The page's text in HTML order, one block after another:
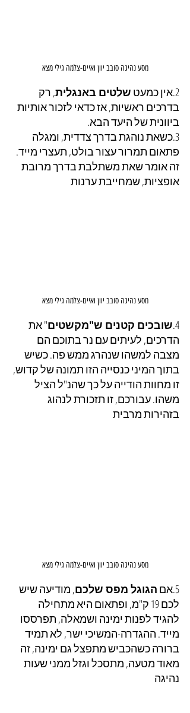
מסע נהיגה סובב יוון ואיים-צלמה גילי מצא
2.אין כמעט שלטים באנגלית, רק
בדרכים ראשיות, אז כדאי לזכור אותיות
ביוונית של היעד הבא.
3.כשאת נוהגת בדרך צדדית, ומגלה
פתאום תמרור עצור בולט, תעצרי מייד.
זה אומר שאת משתלבת בדרך מרובת
אופציות, שמחייבת ערנות
מסע נהיגה סובב יוון ואיים-צלמה גילי מצא
4. שובכים קטנים ש"מקשטים" את
הדרכים, לעיתים עם נר בתוכם הם
מצבה למשהו שנהרג ממש פה. כשיש
בתוך המיני כנסייה הזו תמונה של קדוש,
זו מחוות הודייה על כך שהנ"ל הציל
משהו. עבורכם, זו תזכורת לנהוג
בזהירות מרבית
מסע נהיגה סובב יוון ואיים-צלמה גילי מצא
5.אם הגוגל מפס שלכם, מודיעה שיש
לכם 19 ק"מ, ופתאום היא מתחילה
להגיד לפנות ימינה ושמאלה, תפרססו
מייד. ההגדרה-המשיכי ישר, לא תמיד
ברורה כשהכביש מתפצל גם ימינה, זה
מאוד מטעה, מתסכל וגזל ממני שעות
נהיגה